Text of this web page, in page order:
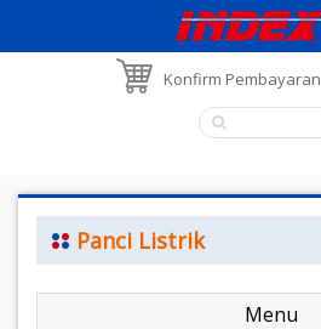
Konfirm Pembayaran
Panci Listrik
Menu